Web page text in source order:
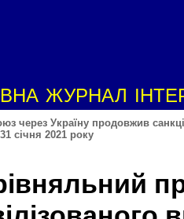
ЖУРНАЛ
через Україну продовжив
січня 2021 року